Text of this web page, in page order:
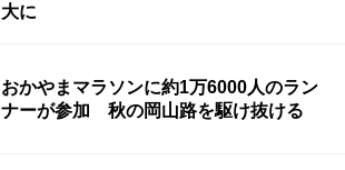
大に
おかやまマラソンに約1万6000人のラン
ナーが参加 秋の岡山路を駆け抜ける